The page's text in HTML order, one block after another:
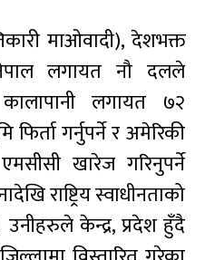
माओवादी), देशभक्त
नेपाल लगायत नौ दलले
लगायत ७२
गर्नुपर्ने र अमेरिकी
एमसीसी खारेज गरिनुपर्ने
राष्ट्रिय स्वाधीनताको
केन्द्र, प्रदेश हुँदै